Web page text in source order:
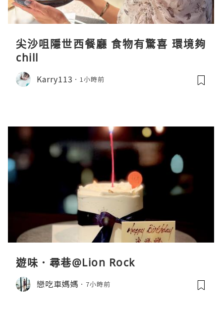
尖沙咀隱世西餐廳 食物有驚喜 環境夠
chill
Karry113 1小時前
遊味．尋巷@Lion Rock
戀吃車媽媽 7小時前